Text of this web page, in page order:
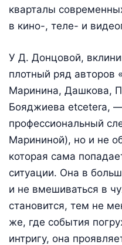
кварталы
в кино-, теле- и
У Д. Донцовой,
плотный ряд авторов
Маринина, Дашкова,
Бояджиева etcetera,
профессиональный
Марининой), но и не
которая сама
ситуации. Она в
и не вмешиваться в
становится, тем не
же, где события
интригу, она